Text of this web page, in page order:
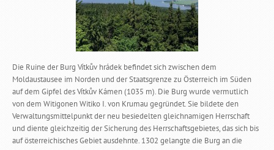
Die Ruine der Burg Vítkův hrádek befindet sich zwischen dem
Moldaustausee im Norden und der Staatsgrenze zu Österreich im Süden
auf dem Gipfel des Vítkův Kámen (1035 m). Die Burg wurde vermutlich
von dem Witigonen Witiko I. von Krumau gegründet. Sie bildete den
Verwaltungsmittelpunkt der neu besiedelten gleichnamigen Herrschaft
und diente gleichzeitig der Sicherung des Herrschaftsgebietes, das sich bis
auf österreichisches Gebiet ausdehnte. 1302 gelangte die Burg an die